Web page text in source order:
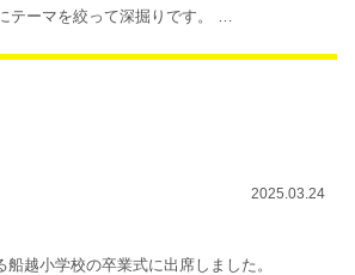
テーマを絞って深掘りです。 …
2025.03.24
る船越小学校の卒業式に出席しました。